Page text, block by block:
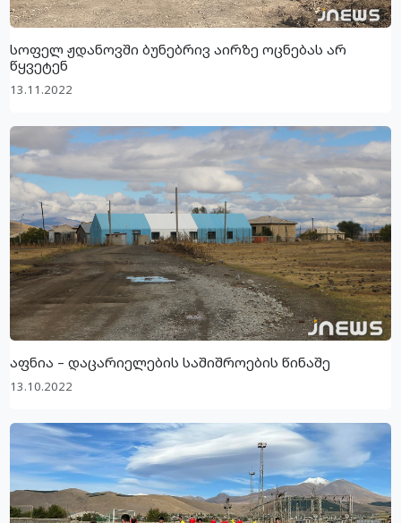
სოფელ ჟდანოვში ბუნებრივ აირზე ოცნებას არ
წყვეტენ
13.11.2022
აფნია – დაცარიელების საშიშროების წინაშე
13.10.2022